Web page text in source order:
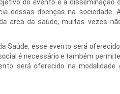
do evento é a disseminação
dessas doenças na sociedade.
área da saúde, muitas vezes
Saúde, esse evento será
é necessário e também
será oferecido na modalidade